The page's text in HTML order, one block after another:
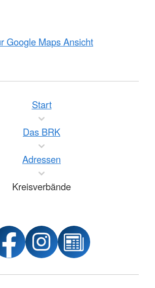
Google Maps Ansicht
Start
Das BRK
Adressen
Kreisverbände